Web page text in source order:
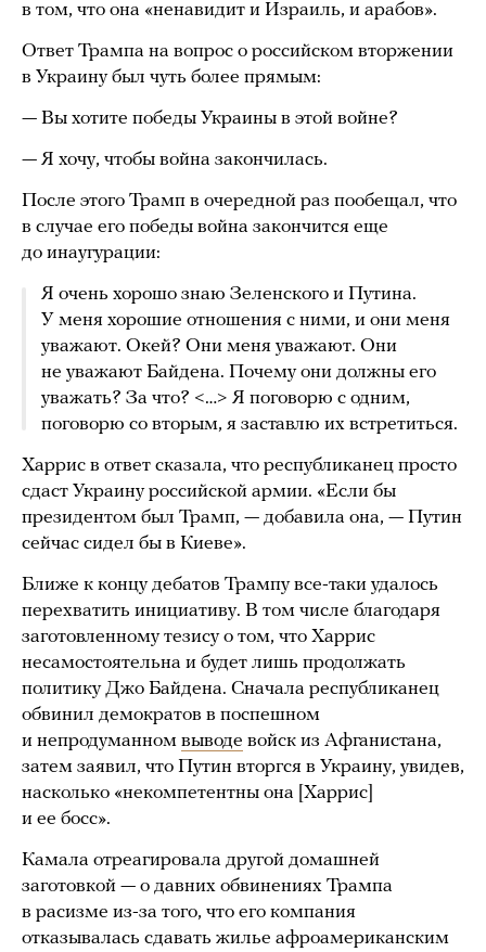
в том, что она «ненавидит и Израиль, и арабов».
Ответ Трампа на вопрос о российском вторжении
в Украину был чуть более прямым:
— Вы хотите победы Украины в этой войне?
— Я хочу, чтобы война закончилась.
После этого Трамп в очередной раз пообещал, что
в случае его победы война закончится еще
до инаугурации:
Я очень хорошо знаю Зеленского и Путина.
У меня хорошие отношения с ними, и они меня
уважают. Окей? Они меня уважают. Они
не уважают Байдена. Почему они должны его
уважать? За что? <…> Я поговорю с одним,
поговорю со вторым, я заставлю их встретиться.
Харрис в ответ сказала, что республиканец просто
сдаст Украину российской армии. «Если бы
президентом был Трамп, — добавила она, — Путин
сейчас сидел бы в Киеве».
Ближе к концу дебатов Трампу все-таки удалось
перехватить инициативу. В том числе благодаря
заготовленному тезису о том, что Харрис
несамостоятельна и будет лишь продолжать
политику Джо Байдена. Сначала республиканец
обвинил демократов в поспешном
и непродуманном выводе войск из Афганистана,
затем заявил, что Путин вторгся в Украину, увидев,
насколько «некомпетентны она [Харрис]
и ее босс».
Камала отреагировала другой домашней
заготовкой — о давних обвинениях Трампа
в расизме из-за того, что его компания
отказывалась сдавать жилье афроамериканским